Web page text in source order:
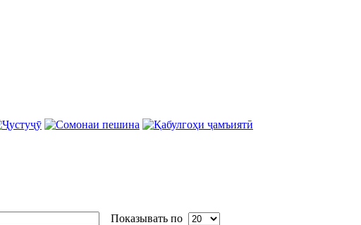
Показывать по